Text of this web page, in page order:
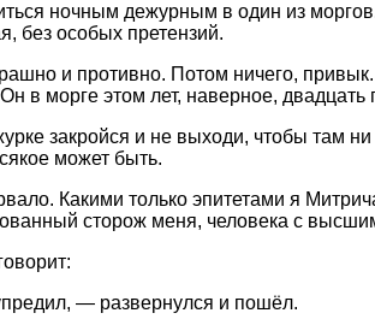
ночным дежурным в один из
без особых претензий.
и противно. Потом ничего,
в морге этом лет, наверное, двадцать
закройся и не выходи, чтобы там ни
может быть.
Какими только эпитетами я
сторож меня, человека с
— развернулся и пошёл.